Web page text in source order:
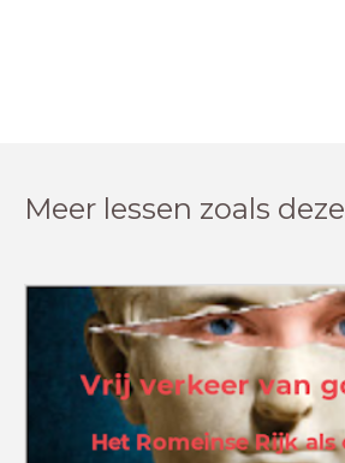
Meer lessen zoals deze